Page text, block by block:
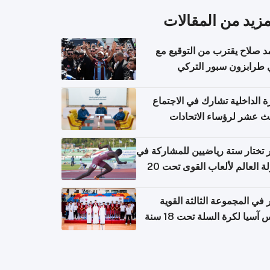
من المقالات
صلاح يقترب من التوقيع مع
طرابزون سبور التركي
الداخلية تشارك في الاجتماع
عشر لرؤساء الاتحادات
تختار ستة رياضيين للمشاركة في
بطولة العالم لألعاب القوى تحت 20
المجموعة الثالثة القوية
آسيا لكرة السلة تحت 18 سنة